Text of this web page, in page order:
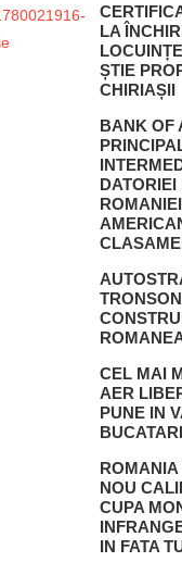
LA
ȘTIE
CHIRIAȘII
BANK OF
DATORIEI
CEL MAI
AER
PUNE IN
ROMANIA
NOU
CUPA
IN FATA